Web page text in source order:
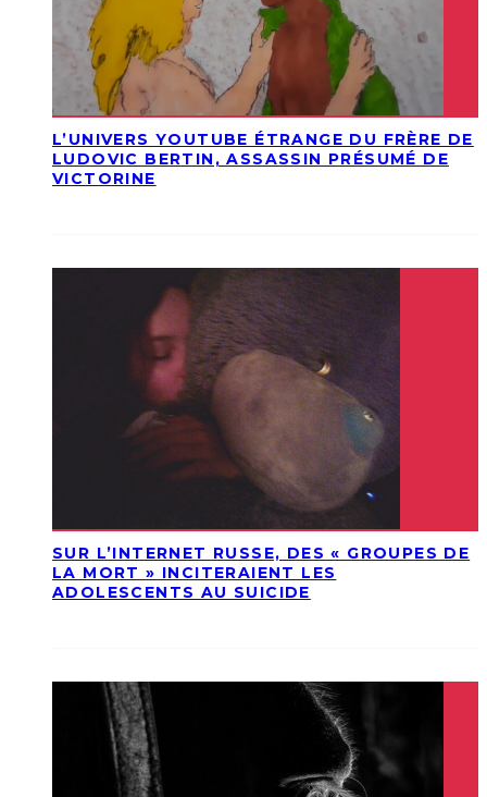
L’UNIVERS YOUTUBE ÉTRANGE DU FRÈRE DE
LUDOVIC BERTIN, ASSASSIN PRÉSUMÉ DE
VICTORINE
SUR L’INTERNET RUSSE, DES « GROUPES DE
LA MORT » INCITERAIENT LES
ADOLESCENTS AU SUICIDE